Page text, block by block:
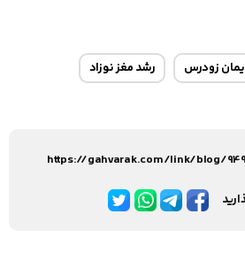
زودرس رشد مغز نوزاد
https://gahvarak.com/link/blog/949